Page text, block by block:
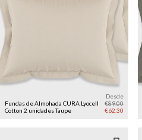
Fundas de Almohada CURA Lyocell
Cotton 2 unidadesTaupe
Desde
€89.00
€62.30